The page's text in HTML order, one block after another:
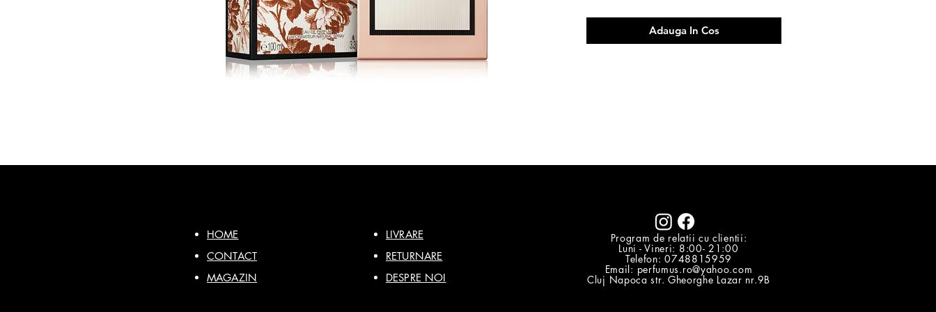
Adauga In Cos
HOME
CONTACT
MAGAZIN
LIVRARE
RETURNARE
DESPRE NOI
Program de relatii cu clientii:
Luni - Vineri: 8:00- 21:00
Telefon: 0748815959
Email: perfumus.ro@yahoo.com
Cluj Napoca str. Gheorghe Lazar nr.9B